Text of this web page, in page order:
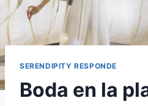
SERENDIPITY RESPONDE
Boda en la